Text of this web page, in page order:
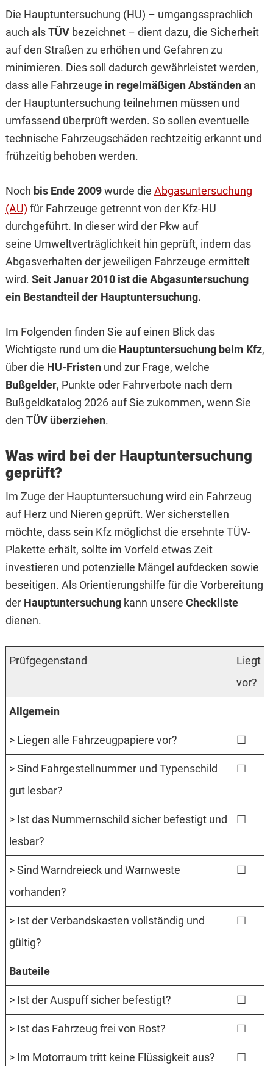
Die Hauptuntersuchung (HU) – umgangssprachlich
auch alsTÜVbezeichnet – dient dazu, die Sicherheit
auf den Straßen zu erhöhen und Gefahren zu
minimieren. Dies soll dadurch gewährleistet werden,
dass alle Fahrzeuge in regelmäßigen Abständenan
der Hauptuntersuchung teilnehmen müssen und
umfassend überprüft werden. So sollen eventuelle
technische Fahrzeugschäden rechtzeitig erkannt und
frühzeitig behoben werden.
Noch bis Ende 2009wurde die Abgasuntersuchung
(AU) für Fahrzeuge getrennt von der Kfz-HU
durchgeführt. In dieser wird der Pkw auf
seine Umweltverträglichkeit hin geprüft, indem das
Abgasverhalten der jeweiligen Fahrzeuge ermittelt
wird. Seit Januar 2010 ist die Abgasuntersuchung
ein Bestandteil der Hauptuntersuchung.
Im Folgenden finden Sie auf einen Blick das
Wichtigste rund um die Hauptuntersuchung beim Kfz,
über die HU-Fristenund zur Frage, welche
Bußgelder, Punkte oder Fahrverbote nach dem
Bußgeldkatalog 2026 auf Sie zukommen, wenn Sie
den TÜV überziehen.
Was wird bei der Hauptuntersuchung
geprüft?
Im Zuge der Hauptuntersuchung wird ein Fahrzeug
auf Herz und Nieren geprüft. Wer sicherstellen
möchte, dass sein Kfz möglichst die ersehnte TÜV-
Plakette erhält, sollte im Vorfeld etwas Zeit
investieren und potenzielle Mängel aufdecken sowie
beseitigen. Als Orientierungshilfe für die Vorbereitung
der Hauptuntersuchungkann unsere Checkliste
dienen.
Prüfgegenstand
Liegt
vor?
Allgemein
> Liegen alle Fahrzeugpapiere vor? ☐
> Sind Fahrgestellnummer und Typenschild
gut lesbar?
☐
> Ist das Nummernschild sicher befestigt und
lesbar?
☐
> Sind Warndreieck und Warnweste
vorhanden?
☐
> Ist der Verbandskasten vollständig und
gültig?
☐
Bauteile
> Ist der Auspuff sicher befestigt? ☐
> Ist das Fahrzeug frei von Rost? ☐
> Im Motorraum tritt keine Flüssigkeit aus? ☐